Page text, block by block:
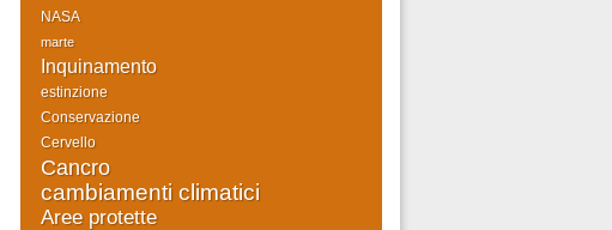
NASA
marte
Inquinamento
estinzione
Conservazione
Cervello
Cancro
cambiamenti climatici
Aree protette